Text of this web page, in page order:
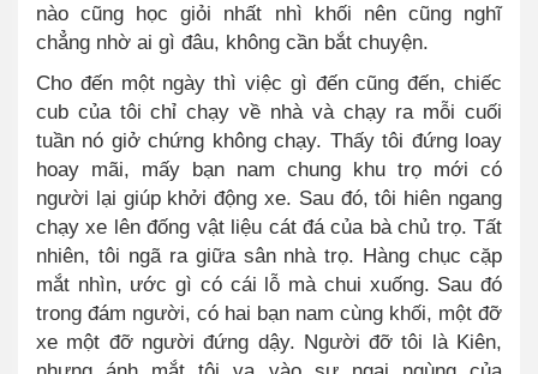
nào cũng học giỏi nhất nhì khối nên cũng nghĩ
chẳng nhờ ai gì đâu, không cần bắt chuyện.
Cho đến một ngày thì việc gì đến cũng đến, chiếc
cub của tôi chỉ chạy về nhà và chạy ra mỗi cuối
tuần nó giở chứng không chạy. Thấy tôi đứng loay
hoay mãi, mấy bạn nam chung khu trọ mới có
người lại giúp khởi động xe. Sau đó, tôi hiên ngang
chạy xe lên đống vật liệu cát đá của bà chủ trọ. Tất
nhiên, tôi ngã ra giữa sân nhà trọ. Hàng chục cặp
mắt nhìn, ước gì có cái lỗ mà chui xuống. Sau đó
trong đám người, có hai bạn nam cùng khối, một đỡ
xe một đỡ người đứng dậy. Người đỡ tôi là Kiên,